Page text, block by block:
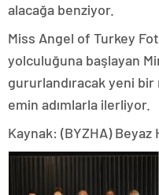
alacağa benziyor.
Miss Angel of Turkey
yolculuğuna başlayan
gururlandıracak yeni
emin adımlarla ilerliyor.
Kaynak: (BYZHA) Beyaz